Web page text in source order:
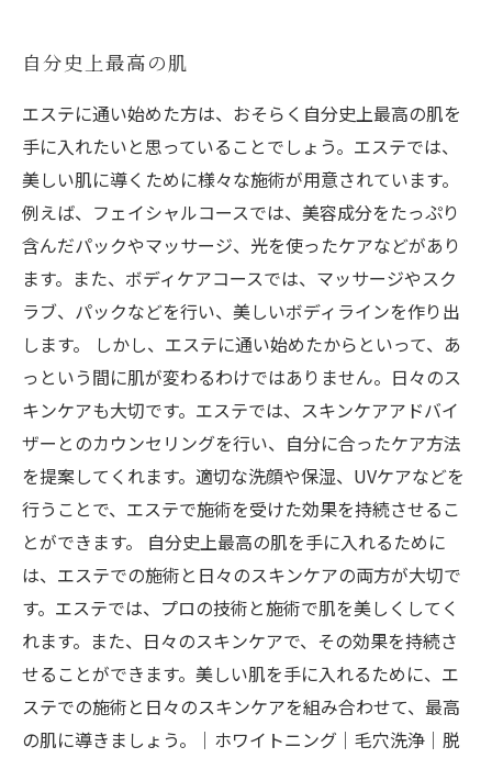
自分史上最高の肌
エステに通い始めた方は、おそらく自分史上最高の肌を
手に入れたいと思っていることでしょう。エステでは、
美しい肌に導くために様々な施術が用意されています。
例えば、フェイシャルコースでは、美容成分をたっぷり
含んだパックやマッサージ、光を使ったケアなどがあり
ます。また、ボディケアコースでは、マッサージやスク
ラブ、パックなどを行い、美しいボディラインを作り出
します。 しかし、エステに通い始めたからといって、あ
っという間に肌が変わるわけではありません。日々のス
キンケアも大切です。エステでは、スキンケアアドバイ
ザーとのカウンセリングを行い、自分に合ったケア方法
を提案してくれます。適切な洗顔や保湿、UVケアなどを
行うことで、エステで施術を受けた効果を持続させるこ
とができます。 自分史上最高の肌を手に入れるために
は、エステでの施術と日々のスキンケアの両方が大切で
す。エステでは、プロの技術と施術で肌を美しくしてく
れます。また、日々のスキンケアで、その効果を持続さ
せることができます。美しい肌を手に入れるために、エ
ステでの施術と日々のスキンケアを組み合わせて、最高
の肌に導きましょう。｜ホワイトニング｜毛穴洗浄｜脱